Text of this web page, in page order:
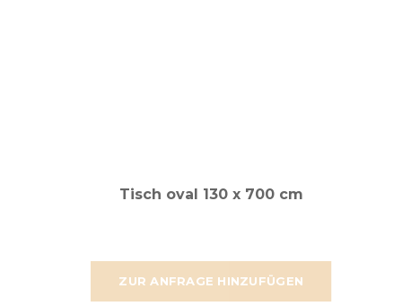
ZUR ANFRAGE HINZUFÜGEN
Tisch oval 130 x 700 cm